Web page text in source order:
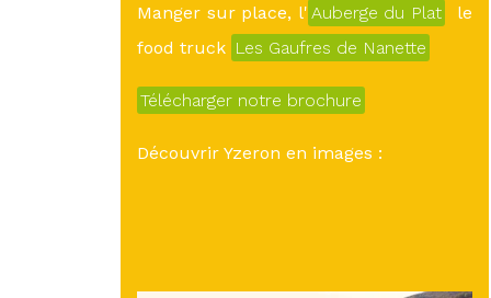
Manger sur place, l' Auberge du Plat
le
food truck Les Gaufres de Nanette
Télécharger notre brochure
Découvrir Yzeron en images :